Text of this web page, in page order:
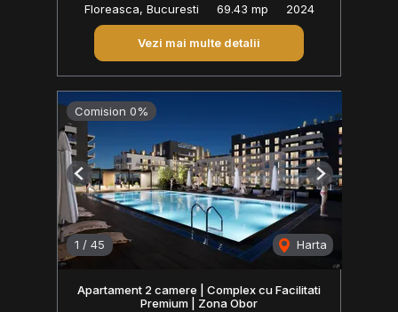
Floreasca, Bucuresti
69.43 mp 2024
Vezi mai multe detalii
Comision 0%
1 / 45 Harta
Previous Next
Apartament 2 camere | Complex cu Facilitati
Premium | Zona Obor